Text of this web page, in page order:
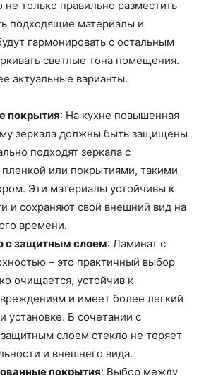
не только правильно разместить
подходящие материалы и
гармонировать с остальным
светлые тона помещения.
актуальные варианты.
покрытия: На кухне повышенная
зеркала должны быть защищены
подходят зеркала с
или покрытиями, такими
Эти материалы устойчивы к
и сохраняют свой внешний вид на
времени.
с защитным слоем: Ламинат с
– это практичный выбор
очищается, устойчив к
и имеет более легкий
установке. В сочетании с
слоем стекло не теряет
и внешнего вида.
покрытия: Выбор между